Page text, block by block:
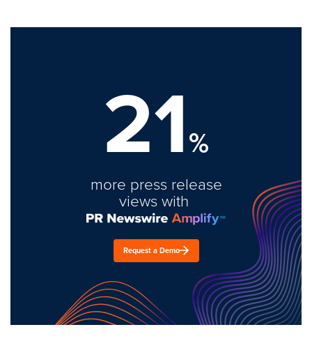
21%
more press release
views with
Request a Demo